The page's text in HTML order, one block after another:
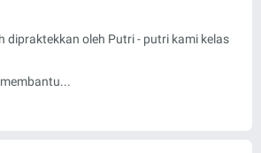
dipraktekkan oleh Putri - putri kami kelas